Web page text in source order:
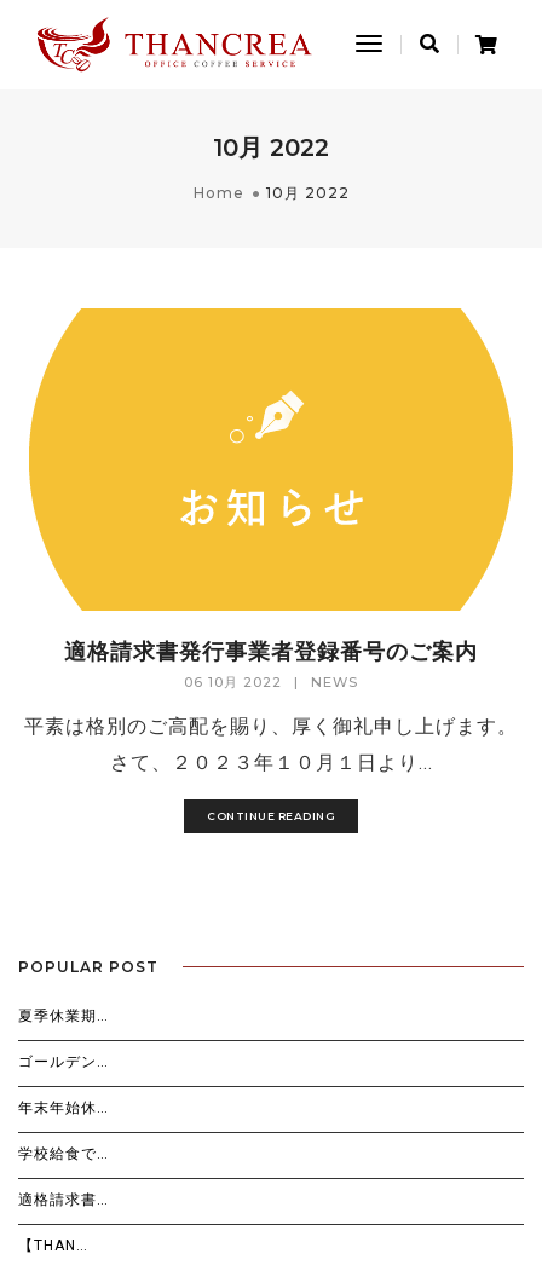
Toggle
10月 2022
Home 10月 2022
適格請求書発行事業者登録番号のご案内
06 10月 2022 | NEWS
平素は格別のご高配を賜り、厚く御礼申し上げます。
さて、２０２３年１０月１日より...
CONTINUE READING
POPULAR POST
夏季休業期…
ゴールデン…
年末年始休…
学校給食で…
適格請求書…
【THAN…